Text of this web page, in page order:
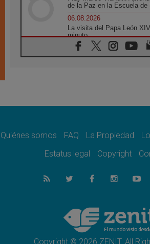
de la Paz en la Escuela de
06.08.2026
La visita del Papa León
minuto
06.08.2026
El agradecimiento de los
Comienzan "Diez Días
Pizzaballa en Asís: los
06.08.2026
Sturla: La visita de León
León XIV: La revolución del
derriba los muros que
Quiénes somos FAQ La Propiedad
Estatus legal
Copyright
Copyright © 2026 ZENIT. All